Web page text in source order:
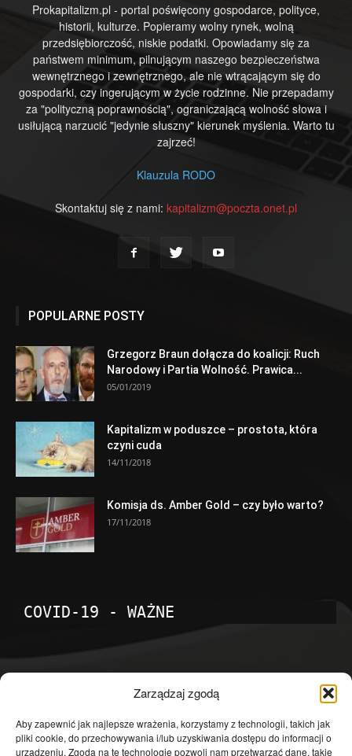
Zarządzaj zgodą
Aby zapewnić jak najlepsze wrażenia, korzystamy z technologii, takich jak
pliki cookie, do przechowywania i/lub uzyskiwania dostępu do informacji o
urządzeniu. Zgoda na te technologie pozwoli nam przetwarzać dane, takie
Prokapitalizm.pl - portal poświęcony gospodarce, polityce,
historii, kulturze. Popieramy wolny rynek, wolną
przedsiębiorczość, niskie podatki. Opowiadamy się za
państwem minimum, pilnującym naszego bezpieczeństwa
wewnętrznego i zewnętrznego, ale nie wtrącającym się do
gospodarki, czy ingerującym w życie rodzinne. Nie przepadamy
za "polityczną poprawnością", ograniczającą wolność słowa i
usiłującą narzucić "jedynie słuszny" kierunek myślenia. Warto tu
zajrzeć!
Klauzula RODO
Skontaktuj się z nami: kapitalizm@poczta.onet.pl
POPULARNE POSTY
Grzegorz Braun dołącza do koalicji: Ruch
Narodowy i Partia Wolność. Prawica...
05/01/2019
Kapitalizm w poduszce – prostota, która
czyni cuda
14/11/2018
Komisja ds. Amber Gold – czy było warto?
17/11/2018
COVID-19 - WAŻNE
Temat dnia
4601
Publicystyka
4363